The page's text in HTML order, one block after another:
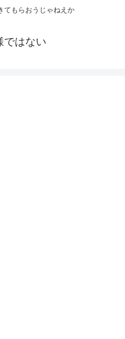
てもらおうじゃねえか
ではない